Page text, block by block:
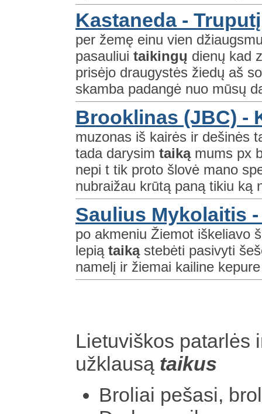
Kastaneda -
per žemę einu vien
pasauliui taikingų dienų kad
prisėjo draugystės žiedų aš
skamba padangė nuo mūsų
Brooklinas (JBC) -
muzonas iš kairės ir dešinės
tada darysim taikąmums px
nepi t tik proto šlovė mano
nubraižau krūtą paną tikiu ką
Saulius Mykolaitis
po akmeniu Žiemot iškeliavo
lepią taikąstebėti pasivyti
namelį ir žiemai kailine
Lietuviškos patarlės
užklausą taikus
Broliai pešasi,